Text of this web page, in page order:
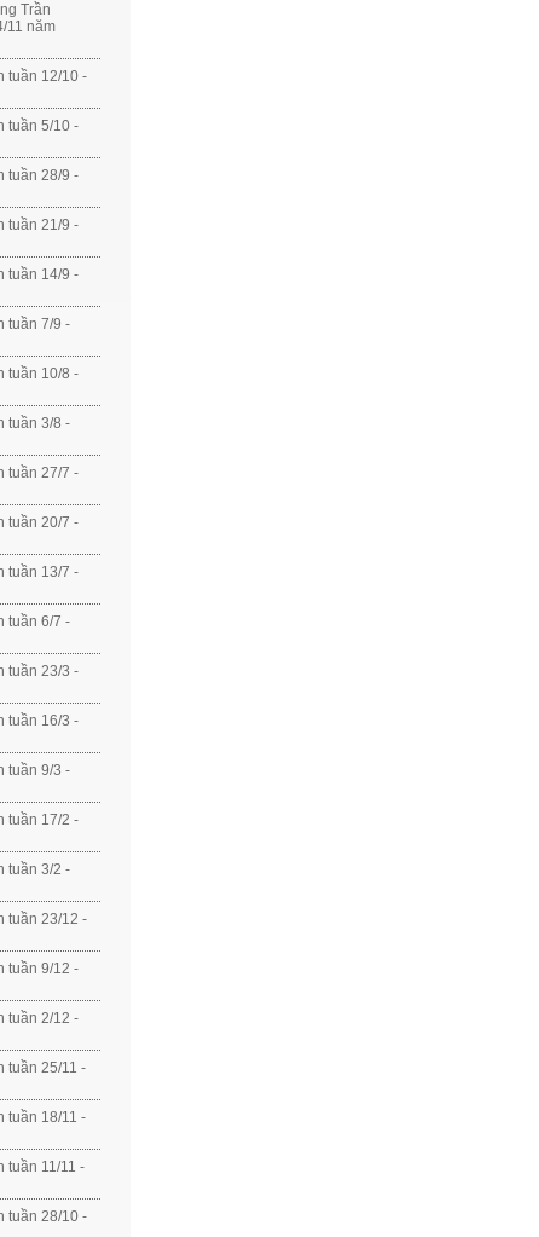
Trần
11 năm
tuần 12/10 -
tuần 5/10 -
tuần 28/9 -
tuần 21/9 -
tuần 14/9 -
tuần 7/9 -
tuần 10/8 -
tuần 3/8 -
tuần 27/7 -
tuần 20/7 -
tuần 13/7 -
tuần 6/7 -
tuần 23/3 -
tuần 16/3 -
tuần 9/3 -
tuần 17/2 -
tuần 3/2 -
tuần 23/12 -
tuần 9/12 -
tuần 2/12 -
tuần 25/11 -
tuần 18/11 -
tuần 11/11 -
tuần 28/10 -